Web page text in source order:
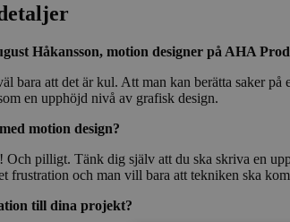
Håkansson, motion designer på AHA
bara att det är kul. Att man kan berätta saker
en upphöjd nivå av grafisk design.
motion design?
Och pilligt. Tänk dig själv att du ska skriva en
frustration och man vill bara att tekniken ska
till dina projekt?